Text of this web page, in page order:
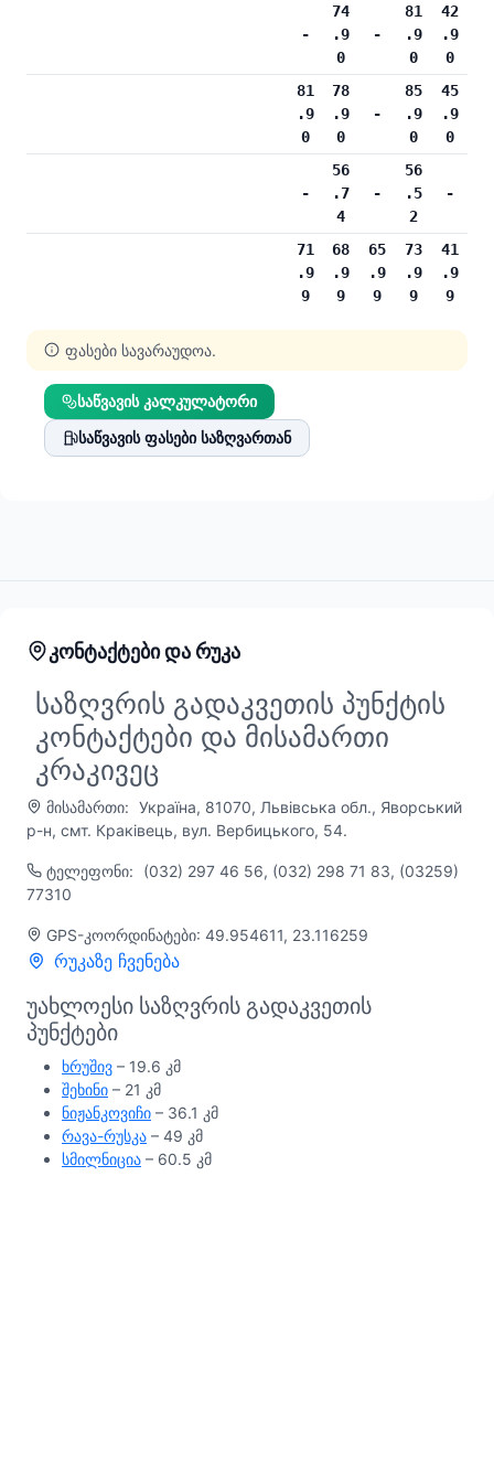
-
74
.9
0
-
81
.9
0
42
.9
0
81
.9
0
78
.9
0
-
85
.9
0
45
.9
0
-
56
.7
4
-
56
.5
2
-
71
.9
9
68
.9
9
65
.9
9
73
.9
9
41
.9
9
ფასები სავარაუდოა.
საწვავის კალკულატორი
საწვავის ფასები საზღვართან
კონტაქტები და რუკა
საზღვრის გადაკვეთის პუნქტის
კონტაქტები და მისამართი
კრაკივეც
მისამართი: Україна, 81070, Львівська обл., Яворський
р-н, смт. Краківець, вул. Вербицького, 54.
ტელეფონი:
(032) 297 46 56, (032) 298 71 83, (03259)
77310
GPS-კოორდინატები: 49.954611, 23.116259
რუკაზე ჩვენება
უახლოესი საზღვრის გადაკვეთის
პუნქტები
ხრუშივ – 19.6 კმ
შეხინი – 21 კმ
ნიჟანკოვიჩი – 36.1 კმ
რავა-რუსკა – 49 კმ
სმილნიცია – 60.5 კმ